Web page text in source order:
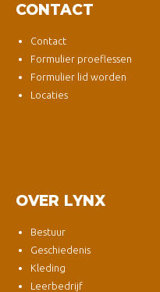
CONTACT
Contact
Formulier proeflessen
Formulier lid worden
Locaties
OVER LYNX
Bestuur
Geschiedenis
Kleding
Leerbedrijf